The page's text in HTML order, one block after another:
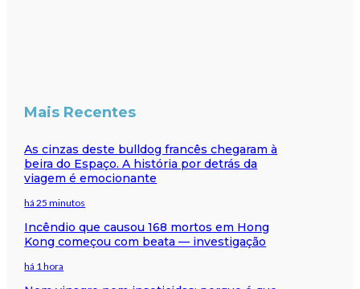
Mais Recentes
As cinzas deste bulldog francês chegaram à
beira do Espaço. A história por detrás da
viagem é emocionante
há 25 minutos
Incêndio que causou 168 mortos em Hong
Kong começou com beata — investigação
há 1 hora